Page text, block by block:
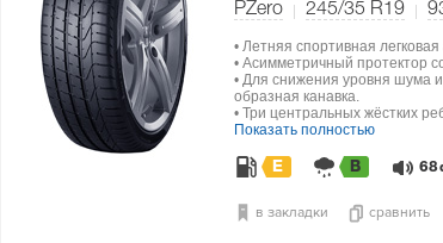
PZero 245/35 R19
• Летняя спортивная
• Асимметричный протектор
• Для снижения уровня шума
образная канавка.
• Три центральных жёстких
Показать полностью
E B 68
в закладки сравнить